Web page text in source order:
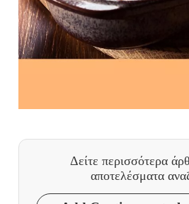
Δείτε περισσότερα
αποτελέσματα